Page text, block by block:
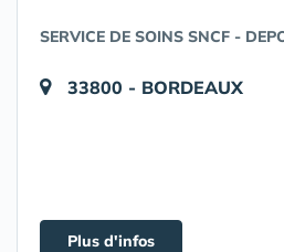
SERVICE DE SOINS SNCF -
33800 - BORDEAUX
Plus d'infos